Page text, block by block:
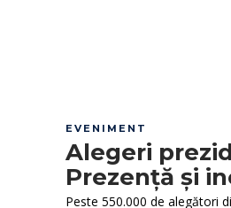
EVENIMENT
Alegeri
Prezență și
Peste 550.000 de alegători